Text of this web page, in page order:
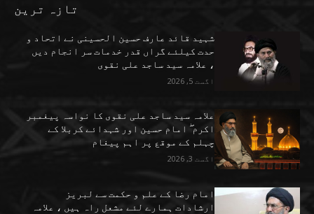
تازہ ترین
شہید قائد عارف حسین الحسینی نے اتحاد و
حدت کیلئے گراں قدر خدمات سر انجام دیں
، علامہ سید ساجد علی نقوی
اگست 5, 2026
علامہ سید ساجد علی نقوی کا نواسہ پیغمبر
اکرم ۖ امام حسین اور شہدائے کربلا کے
چہلم کے موقع پر اہم پیغام
اگست 3, 2026
امام رضا کے علم و حکمت سے لبریز
ارشادات ہمارے لئے مشعل راہ ہیں ، علامہ